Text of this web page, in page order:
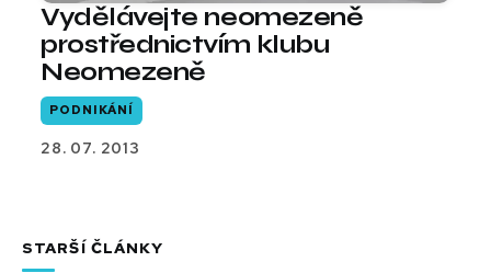
Vydělávejte neomezeně
prostřednictvím klubu
Neomezeně
PODNIKÁNÍ
28. 07. 2013
STARŠÍ ČLÁNKY